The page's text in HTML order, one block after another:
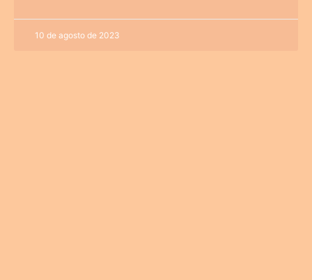
10 de agosto de 2023